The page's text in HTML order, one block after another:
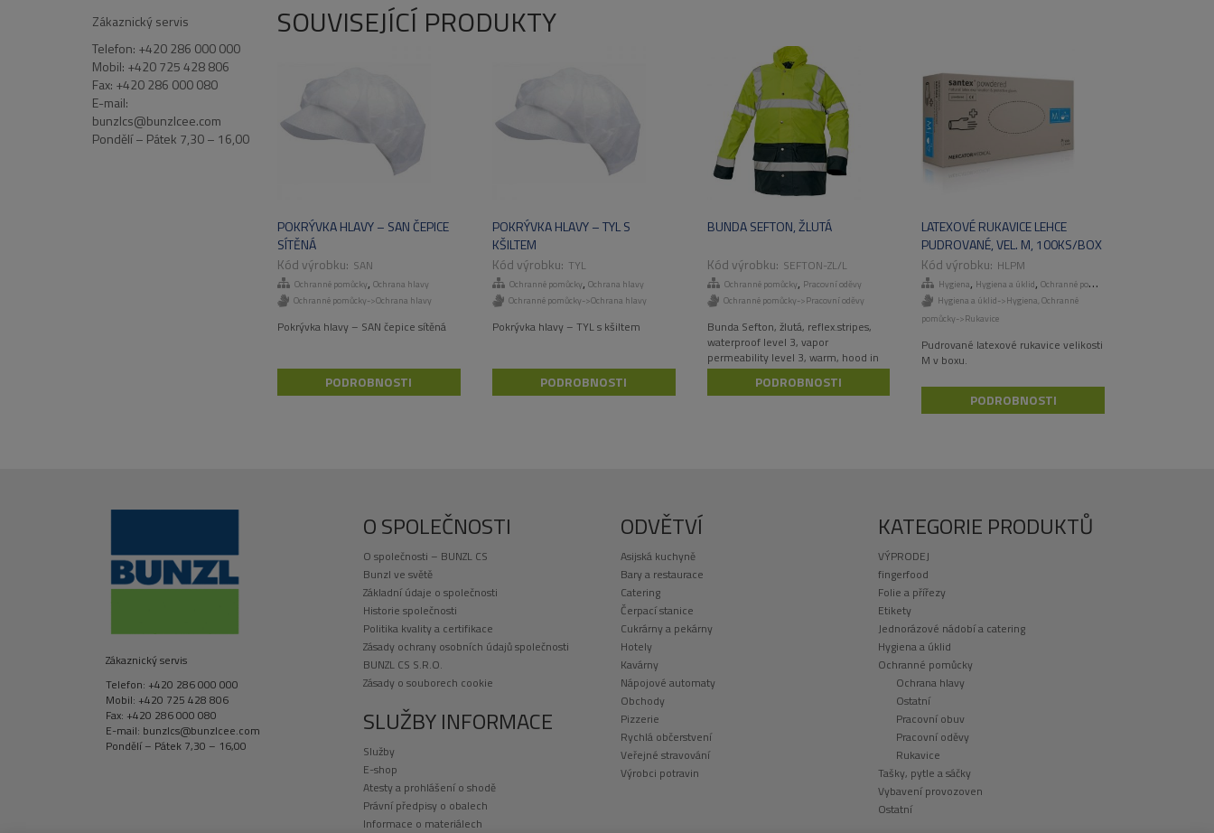
SOUVISEJÍCÍ PRODUKTY
POKRÝVKA HLAVY – SAN ČEPICE
SÍTĚNÁ
SAN
Ochranné pomůcky, Ochrana hlavy
Ochranné pomůcky->Ochrana hlavy
Pokrývka hlavy – SAN čepice sítěná
PODROBNOSTI
POKRÝVKA HLAVY – TYL S
KŠILTEM
TYL
Ochranné pomůcky, Ochrana hlavy
Ochranné pomůcky->Ochrana hlavy
Pokrývka hlavy – TYL s kšiltem
PODROBNOSTI
BUNDA SEFTON, ŽLUTÁ
SEFTON-ZL/L
Ochranné pomůcky, Pracovní oděvy
Ochranné pomůcky->Pracovní oděvy
Bunda Sefton, žlutá, reflex.stripes,
waterproof level 3, vapor
permeability level 3, warm, hood in
the collar, inside knit cuffs, EN ISO
PODROBNOSTI
LATEXOVÉ RUKAVICE LEHCE
PUDROVANÉ, VEL. M, 100KS/BOX
HLPM
Hygiena, Hygiena a úklid,Ochranné pomůcky
Hygiena a úklid->Hygiena,Ochranné
pomůcky->Rukavice
Pudrované latexové rukavice velikosti
M v boxu.
PODROBNOSTI
Zákaznický servis
Telefon: +420 286 000 000
Mobil: +420 725 428 806
Fax: +420 286 000 080
E-mail:
bunzlcs@bunzlcee.com
Pondělí – Pátek 7,30 – 16,00
Zákaznický servis
Telefon: +420 286 000 000
Mobil: +420 725 428 806
Fax: +420 286 000 080
E-mail: bunzlcs@bunzlcee.com
Pondělí – Pátek 7,30 – 16,00
O SPOLEČNOSTI
O společnosti – BUNZL CS
Bunzl ve světě
Základní údaje o společnosti
Historie společnosti
Politika kvality a certifikace
Zásady ochrany osobních údajů společnosti
BUNZL CS S.R.O.
Zásady o souborech cookie
SLUŽBY INFORMACE
Služby
E-shop
Atesty a prohlášení o shodě
Právní předpisy o obalech
Informace o materiálech
ODVĚTVÍ
Asijská kuchyně
Bary a restaurace
Catering
Čerpací stanice
Cukrárny a pekárny
Hotely
Kavárny
Nápojové automaty
Obchody
Pizzerie
Rychlá občerstvení
Veřejné stravování
Výrobci potravin
KATEGORIE PRODUKTŮ
VÝPRODEJ
fingerfood
Folie a přířezy
Etikety
Jednorázové nádobí a catering
Hygiena a úklid
Ochranné pomůcky
Ochrana hlavy
Ostatní
Pracovní obuv
Pracovní oděvy
Rukavice
Tašky, pytle a sáčky
Vybavení provozoven
Ostatní